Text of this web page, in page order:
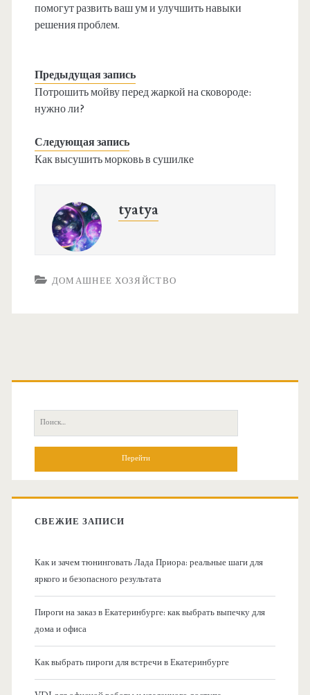
помогут развить ваш ум и улучшить навыки
решения проблем.
Предыдущая запись
Потрошить мойву перед жаркой на сковороде:
нужно ли?
Следующая запись
Как высушить морковь в сушилке
tyatya
ДОМАШНЕЕ ХОЗЯЙСТВО
О
П
о
:
СВЕЖИЕ ЗАПИСИ
Как и зачем тюнинговать Лада Приора: реальные шаги для
яркого и безопасного результата
Пироги на заказ в Екатеринбурге: как выбрать выпечку для
дома и офиса
Как выбрать пироги для встречи в Екатеринбурге